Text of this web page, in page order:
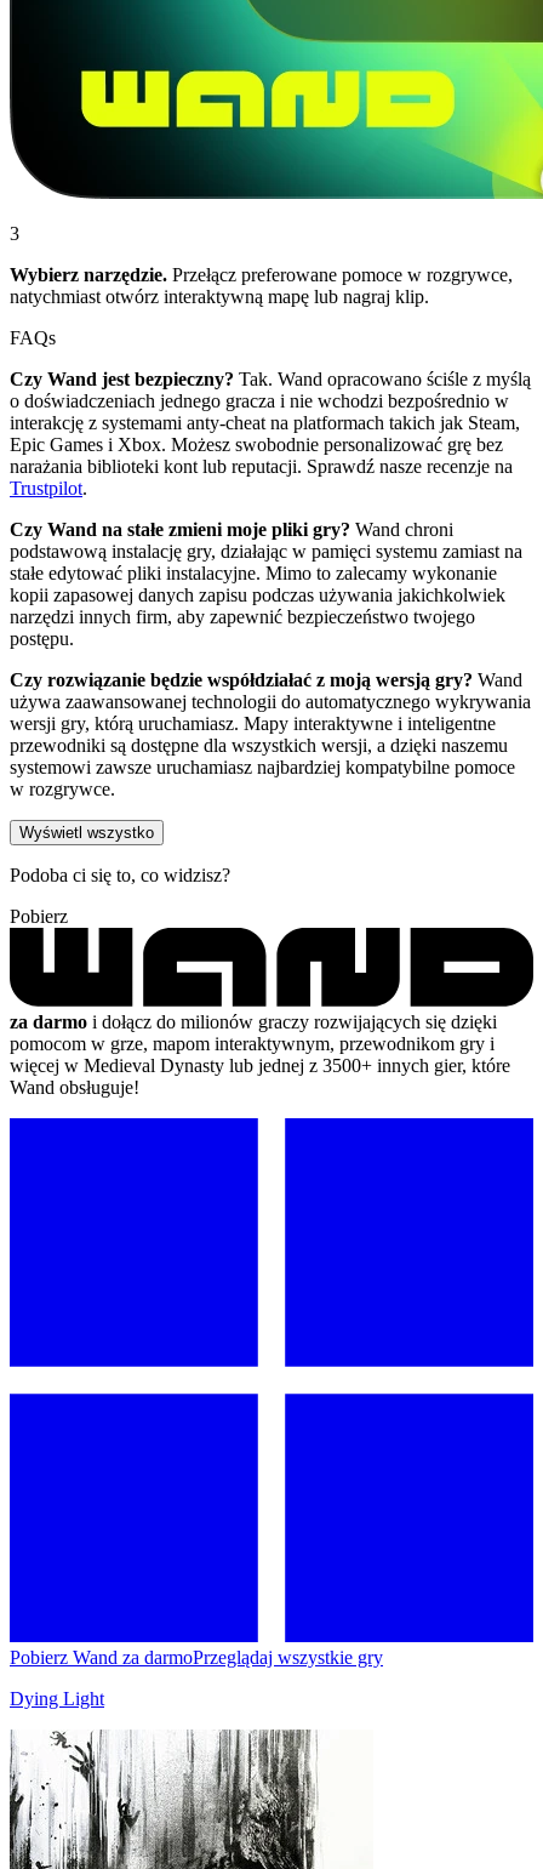
3
Wybierz narzędzie. Przełącz preferowane pomoce w rozgrywce,
natychmiast otwórz interaktywną mapę lub nagraj klip.
FAQs
Czy Wand jest bezpieczny? Tak. Wand opracowano ściśle z myślą
o doświadczeniach jednego gracza i nie wchodzi bezpośrednio w
interakcję z systemami anty-cheat na platformach takich jak Steam,
Epic Games i Xbox. Możesz swobodnie personalizować grę bez
narażania biblioteki kont lub reputacji. Sprawdź nasze recenzje na
Trustpilot.
Czy Wand na stałe zmieni moje pliki gry? Wand chroni
podstawową instalację gry, działając w pamięci systemu zamiast na
stałe edytować pliki instalacyjne. Mimo to zalecamy wykonanie
kopii zapasowej danych zapisu podczas używania jakichkolwiek
narzędzi innych firm, aby zapewnić bezpieczeństwo twojego
postępu.
Czy rozwiązanie będzie współdziałać z moją wersją gry? Wand
używa zaawansowanej technologii do automatycznego wykrywania
wersji gry, którą uruchamiasz. Mapy interaktywne i inteligentne
przewodniki są dostępne dla wszystkich wersji, a dzięki naszemu
systemowi zawsze uruchamiasz najbardziej kompatybilne pomoce
w rozgrywce.
Wyświetl wszystko
Podoba ci się to, co widzisz?
Pobierz
za darmo i dołącz do milionów graczy rozwijających się dzięki
pomocom w grze, mapom interaktywnym, przewodnikom gry i
więcej w Medieval Dynasty lub jednej z 3500+ innych gier, które
Wand obsługuje!
Pobierz Wand za darmoPrzeglądaj wszystkie gry
Dying Light